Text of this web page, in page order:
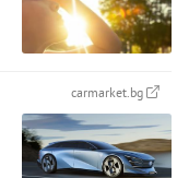
carmarket.bg